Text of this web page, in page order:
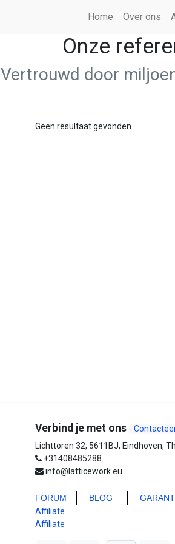
Home Over ons
Onze
Vertrouwd door
Geen resultaat gevonden
Verbind je met ons -
Lichttoren 32, 5611BJ, Eindhoven,
+31408485288
info@latticework.eu
FORUM BLOG
Affiliate
Affiliate